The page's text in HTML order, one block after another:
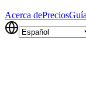
Acerca dePrecios